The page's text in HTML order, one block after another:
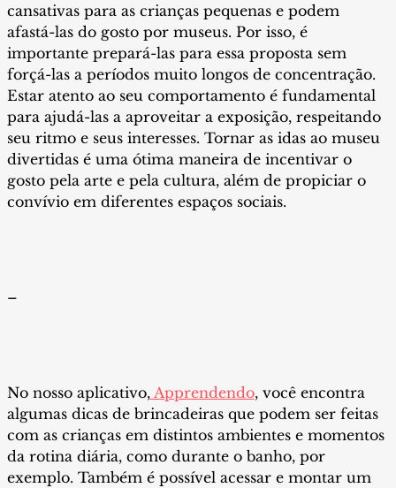
cansativas para as crianças pequenas e podem
afastá-las do gosto por museus. Por isso, é
importante prepará-las para essa proposta sem
forçá-las a períodos muito longos de concentração.
Estar atento ao seu comportamento é fundamental
para ajudá-las a aproveitar a exposição, respeitando
seu ritmo e seus interesses. Tornar as idas ao museu
divertidas é uma ótima maneira de incentivar o
gosto pela arte e pela cultura, além de propiciar o
convívio em diferentes espaços sociais.
–
No nosso aplicativo, Apprendendo, você encontra
algumas dicas de brincadeiras que podem ser feitas
com as crianças em distintos ambientes e momentos
da rotina diária, como durante o banho, por
exemplo. Também é possível acessar e montar um